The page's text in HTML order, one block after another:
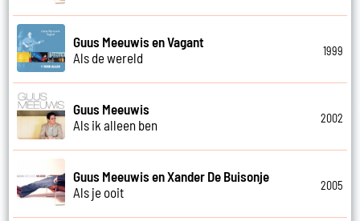
Guus Meeuwis en Vagant
Als de wereld
1999
Guus Meeuwis
Als ik alleen ben
2002
Guus Meeuwis en Xander De Buisonje
Als je ooit
2005